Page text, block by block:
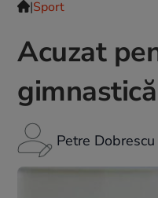
|Sport
Acuzat
Petre Dobrescu